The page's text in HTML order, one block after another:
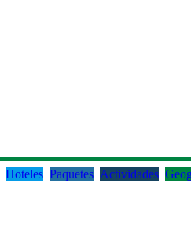
Hoteles Paquetes Actividades